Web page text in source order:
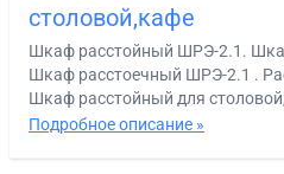
столовой,кафе
Шкаф расстойный ШРЭ-2.1.
Шкаф расстоечный ШРЭ-2.1 .
Шкаф расстойный для
Подробное описание »